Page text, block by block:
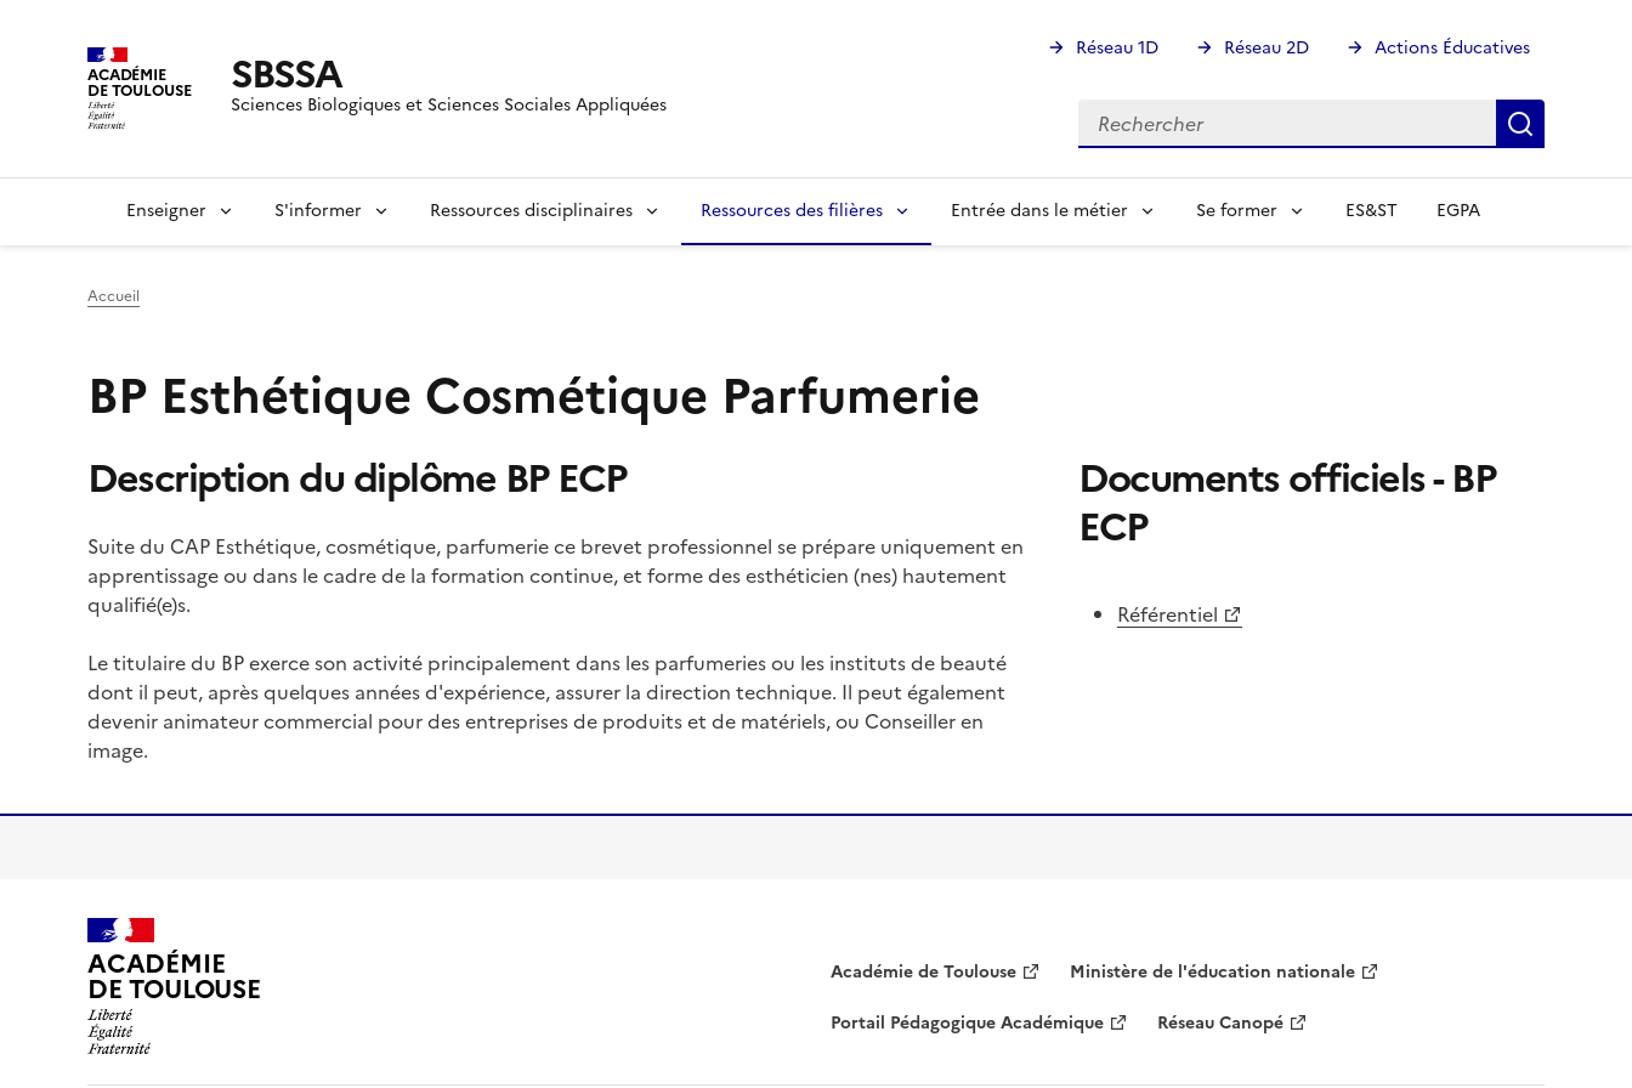
ACADÉMIE
DE TOULOUSE SBSSA
Sciences Biologiques et Sciences Sociales Appliquées
Réseau 1D Réseau 2D Actions Éducatives
Rechercher
Rechercher
Enseigner S'informer Ressources disciplinaires Ressources des filières Entrée dans le métier Se former ES&ST EGPA
Accueil
BP Esthétique Cosmétique Parfumerie
Description du diplôme BP ECP
Suite du CAP Esthétique, cosmétique, parfumerie ce brevet professionnel se prépare uniquement en
apprentissage ou dans le cadre de la formation continue, et forme des esthéticien (nes) hautement
qualifié(e)s.
Le titulaire du BP exerce son activité principalement dans les parfumeries ou les instituts de beauté
dont il peut, après quelques années d'expérience, assurer la direction technique. Il peut également
devenir animateur commercial pour des entreprises de produits et de matériels, ou Conseiller en
image.
Documents officiels - BP
ECP
Référentiel
ACADÉMIE
DE TOULOUSE Académie de Toulouse
Ministère de l'éducation nationale
Portail Pédagogique Académique
Réseau Canopé